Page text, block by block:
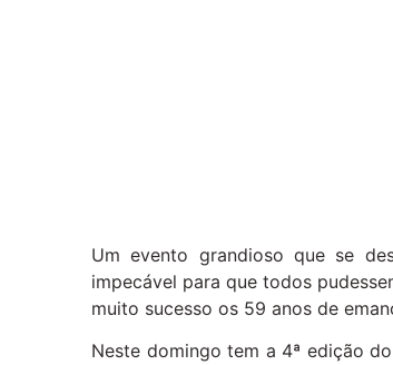
Um evento grandioso que se
impecável para que todos
muito sucesso os 59 anos de
Neste domingo tem a 4ª edição